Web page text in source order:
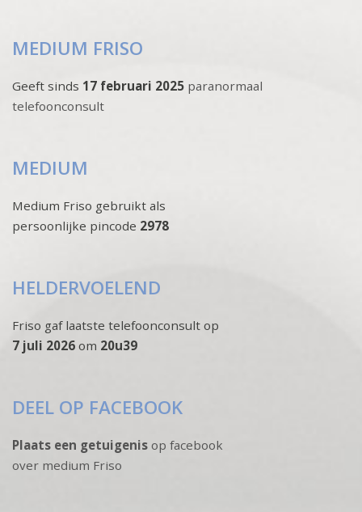
MEDIUM FRISO
Geeft sinds 17 februari 2025 paranormaal
telefoonconsult
MEDIUM
Medium Friso gebruikt als
persoonlijke pincode 2978
HELDERVOELEND
Friso gaf laatste telefoonconsult op
7 juli 2026 om 20u39
DEEL OP FACEBOOK
Plaats een getuigenis op facebook
over medium Friso